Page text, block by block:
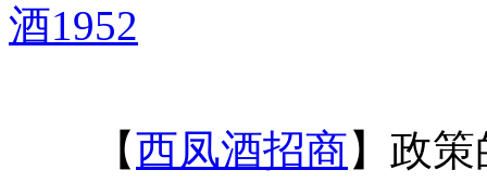
酒1952
【西凤酒招商】政